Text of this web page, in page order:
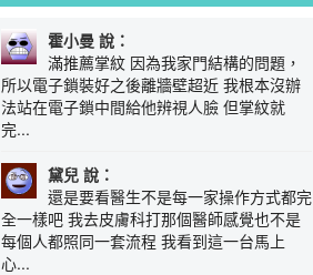
霍小曼 說：
滿推薦掌紋 因為我家門結構的問題，
所以電子鎖裝好之後離牆壁超近 我根本沒辦
法站在電子鎖中間給他辨視人臉 但掌紋就
完...
黛兒 說：
還是要看醫生不是每一家操作方式都完
全一樣吧 我去皮膚科打那個醫師感覺也不是
每個人都照同一套流程 我看到這一台馬上
心...